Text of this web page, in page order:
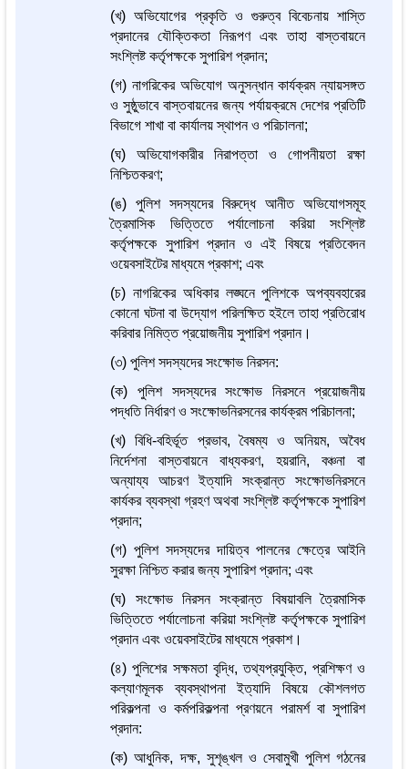
(খ) অভিযোগের প্রকৃতি ও গুরুত্ব বিবেচনায় শাস্তি
প্রদানের যৌক্তিকতা নিরূপণ এবং তাহা বাস্তবায়নে
সংশ্লিষ্ট কর্তৃপক্ষকে সুপারিশ প্রদান;
(গ) নাগরিকের অভিযোগ অনুসন্ধান কার্যক্রম ন্যায়সঙ্গত
ও সুষ্ঠুভাবে বাস্তবায়নের জন্য পর্যায়ক্রমে দেশের প্রতিটি
বিভাগে শাখা বা কার্যালয় স্থাপন ও পরিচালনা;
(ঘ) অভিযোগকারীর নিরাপত্তা ও গোপনীয়তা রক্ষা
নিশ্চিতকরণ;
(ঙ) পুলিশ সদস্যদের বিরুদ্ধে আনীত অভিযোগসমূহ
ত্রৈমাসিক ভিত্তিতে পর্যালোচনা করিয়া সংশ্লিষ্ট
কর্তৃপক্ষকে সুপারিশ প্রদান ও এই বিষয়ে প্রতিবেদন
ওয়েবসাইটের মাধ্যমে প্রকাশ; এবং
(চ) নাগরিকের অধিকার লঙ্ঘনে পুলিশকে অপব্যবহারের
কোনো ঘটনা বা উদ্যোগ পরিলক্ষিত হইলে তাহা প্রতিরোধ
করিবার নিমিত্ত প্রয়োজনীয় সুপারিশ প্রদান।
(৩) পুলিশ সদস্যদের সংক্ষোভ নিরসন:
(ক) পুলিশ সদস্যদের সংক্ষোভ নিরসনে প্রয়োজনীয়
পদ্ধতি নির্ধারণ ও সংক্ষোভনিরসনের কার্যক্রম পরিচালনা;
(খ) বিধি-বহির্ভূত প্রভাব, বৈষম্য ও অনিয়ম, অবৈধ
নির্দেশনা বাস্তবায়নে বাধ্যকরণ, হয়রানি, বঞ্চনা বা
অন্যায্য আচরণ ইত্যাদি সংক্রান্ত সংক্ষোভনিরসনে
কার্যকর ব্যবস্থা গ্রহণ অথবা সংশ্লিষ্ট কর্তৃপক্ষকে সুপারিশ
প্রদান;
(গ) পুলিশ সদস্যদের দায়িত্ব পালনের ক্ষেত্রে আইনি
সুরক্ষা নিশ্চিত করার জন্য সুপারিশ প্রদান; এবং
(ঘ) সংক্ষোভ নিরসন সংক্রান্ত বিষয়াবলি ত্রৈমাসিক
ভিত্তিতে পর্যালোচনা করিয়া সংশ্লিষ্ট কর্তৃপক্ষকে সুপারিশ
প্রদান এবং ওয়েবসাইটের মাধ্যমে প্রকাশ।
(৪) পুলিশের সক্ষমতা বৃদ্ধি, তথ্যপ্রযুক্তি, প্রশিক্ষণ ও
কল্যাণমূলক ব্যবস্থাপনা ইত্যাদি বিষয়ে কৌশলগত
পরিকল্পনা ও কর্মপরিকল্পনা প্রণয়নে পরামর্শ বা সুপারিশ
প্রদান:
(ক) আধুনিক, দক্ষ, সুশৃঙ্খল ও সেবামুখী পুলিশ গঠনের